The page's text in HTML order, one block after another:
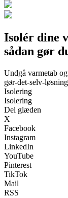
Isolér dine
sådan gør
Undgå varmetab
gør‑det‑selv‑løsning
Isolering
Isolering
Del glæden
X
Facebook
Instagram
LinkedIn
YouTube
Pinterest
TikTok
Mail
RSS